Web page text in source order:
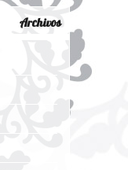
Archivos